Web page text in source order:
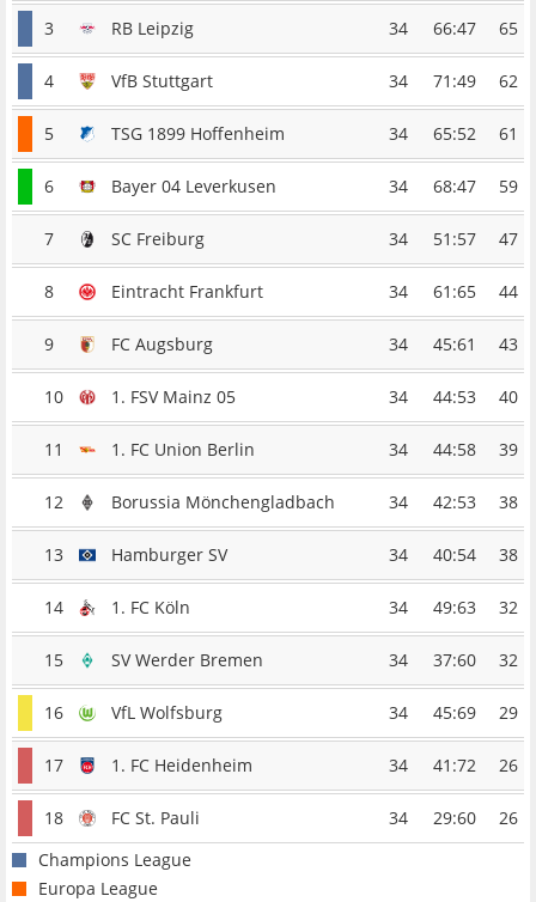
3 RB Leipzig 34 66:47 65
4 VfB Stuttgart 34 71:49 62
5 TSG 1899 Hoffenheim 34 65:52 61
6 Bayer 04 Leverkusen 34 68:47 59
7 SC Freiburg 34 51:57 47
8 Eintracht Frankfurt 34 61:65 44
9 FC Augsburg 34 45:61 43
10 1. FSV Mainz 05 34 44:53 40
11 1. FC Union Berlin 34 44:58 39
12 Borussia Mönchengladbach 34 42:53 38
13 Hamburger SV 34 40:54 38
14 1. FC Köln 34 49:63 32
15 SV Werder Bremen 34 37:60 32
16 VfL Wolfsburg 34 45:69 29
17 1. FC Heidenheim 34 41:72 26
18 FC St. Pauli 34 29:60
26
Champions League
Europa League